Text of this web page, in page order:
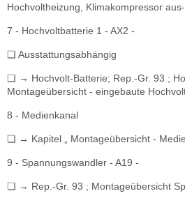
Hochvoltheizung, Klimakompressor
7 - Hochvoltbatterie 1 - AX2 -
❏ Ausstattungsabhängig
❏ → Hochvolt-Batterie; Rep.-Gr. 93 ;
Montageübersicht - eingebaute
8 - Medienkanal
❏ → Kapitel „ Montageübersicht -
9 - Spannungswandler - A19 -
❏ → Rep.-Gr. 93 ; Montageübersicht